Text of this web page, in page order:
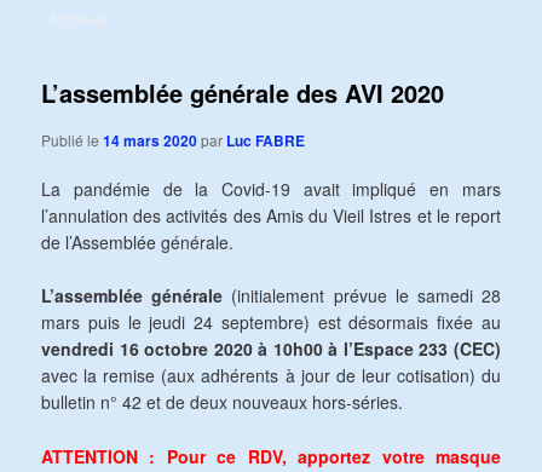
L’assemblée générale des AVI 2020
Publié le14 mars 2020par Luc FABRE
La pandémie de la Covid-19 avait impliqué en mars
l’annulation des activités des Amis du Vieil Istres et le report
de l’Assemblée générale.
L’assemblée générale (initialement prévue le samedi 28
mars puis le jeudi 24 septembre) est désormais fixée au
vendredi 16 octobre 2020 à 10h00 à l’Espace 233 (CEC)
avec la remise (aux adhérents à jour de leur cotisation) du
bulletin n° 42 et de deux nouveaux hors-séries.
ATTENTION : Pour ce RDV, apportez votre masque